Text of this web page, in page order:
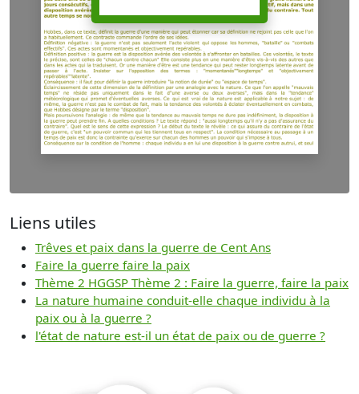
Liens utiles
Trêves et paix dans la guerre de Cent Ans
Faire la guerre faire la paix
Thème 2 HGGSP Thème 2 : Faire la guerre, faire la paix
La nature humaine conduit-elle chaque individu à la
paix ou à la guerre ?
l'état de nature est-il un état de paix ou de guerre ?